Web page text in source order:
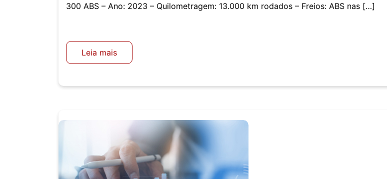
300 ABS – Ano: 2023 – Quilometragem: 13.000 km rodados – Freios: ABS nas […]
Leia mais